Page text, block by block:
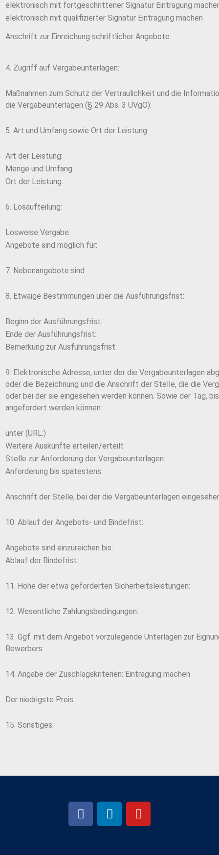
elektronisch mit fortgeschrittener Signatur Eintragung
elektronisch mit qualifizierter Signatur Eintragung machen
Anschrift zur Einreichung schriftlicher Angebote:
4. Zugriff auf Vergabeunterlagen:
Maßnahmen zum Schutz der Vertraulichkeit und die
die Vergabeunterlagen (§ 29 Abs. 3 UVgO):
5. Art und Umfang sowie Ort der Leistung:
Art der Leistung:
Menge und Umfang:
Ort der Leistung:
6. Losaufteilung:
Losweise Vergabe:
Angebote sind möglich für:
7. Nebenangebote sind
8. Etwaige Bestimmungen über die Ausführungsfrist:
Beginn der Ausführungsfrist:
Ende der Ausführungsfrist:
Bemerkung zur Ausführungsfrist:
9. Elektronische Adresse, unter der die Vergabeunterlagen
oder die Bezeichnung und die Anschrift der Stelle, die die
oder bei der sie eingesehen werden können. Sowie der Tag,
angefordert werden können:
unter (URL:)
Weitere Auskünfte erteilen/erteilt
Stelle zur Anforderung der Vergabeunterlagen:
Anforderung bis spätestens:
Anschrift der Stelle, bei der die Vergabeunterlagen
10. Ablauf der Angebots- und Bindefrist:
Angebote sind einzureichen bis:
Ablauf der Bindefrist:
11. Höhe der etwa geforderten Sicherheitsleistungen:
12. Wesentliche Zahlungsbedingungen:
13. Ggf. mit dem Angebot vorzulegende Unterlagen zur
Bewerbers:
14. Angabe der Zuschlagskriterien: Eintragung machen
Der niedrigste Preis
15. Sonstiges: